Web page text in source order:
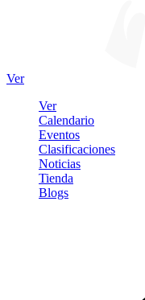
Ver
Ver
Calendario
Eventos
Clasificaciones
Noticias
Tienda
Blogs